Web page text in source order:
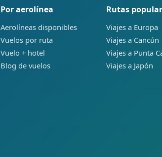
Por aerolínea
Aerolíneas disponibles
Vuelos por ruta
Vuelo + hotel
Blog de vuelos
Rutas
Viajes a Europa
Viajes a Cancún
Viajes a Punta
Viajes a Japón